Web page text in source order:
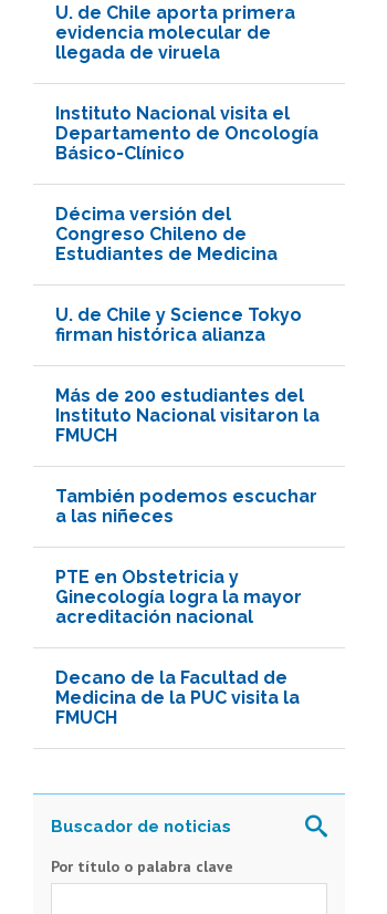
U. de Chile aporta primera
evidencia molecular de
llegada de viruela
Instituto Nacional visita el
Departamento de Oncología
Básico-Clínico
Décima versión del
Congreso Chileno de
Estudiantes de Medicina
U. de Chile y Science Tokyo
firman histórica alianza
Más de 200 estudiantes del
Instituto Nacional visitaron la
FMUCH
También podemos escuchar
a las niñeces
PTE en Obstetricia y
Ginecología logra la mayor
acreditación nacional
Decano de la Facultad de
Medicina de la PUC visita la
FMUCH
Por título o palabra clave